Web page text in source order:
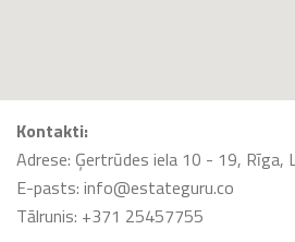
Kontakti:
Adrese: Ģertrūdes iela 10 - 19, Rīga,
E-pasts: info@estateguru.co
Tālrunis: +371 25457755